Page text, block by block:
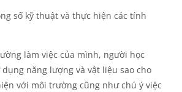
số kỹ thuật và thực hiện các tính
làm việc của mình, người học
năng lượng và vật liệu sao cho
với môi trường cũng như chú ý việc